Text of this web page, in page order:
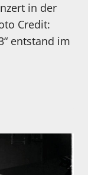
in der
Credit:
entstand im